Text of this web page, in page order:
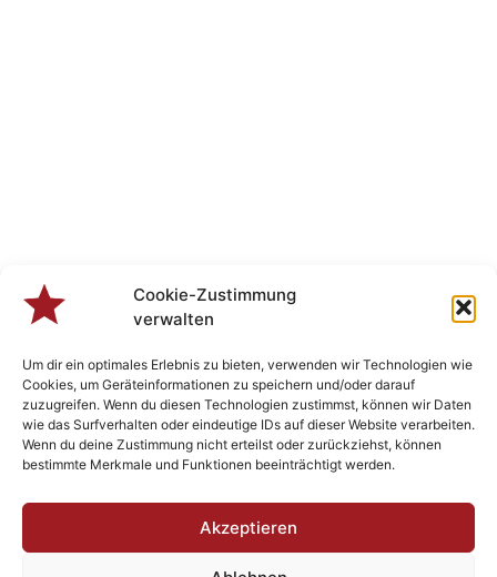
Cookie-Zustimmung
verwalten
Um dir ein optimales Erlebnis zu bieten, verwenden wir Technologien wie
Cookies, um Geräteinformationen zu speichern und/oder darauf
zuzugreifen. Wenn du diesen Technologien zustimmst, können wir Daten
wie das Surfverhalten oder eindeutige IDs auf dieser Website verarbeiten.
Wenn du deine Zustimmung nicht erteilst oder zurückziehst, können
bestimmte Merkmale und Funktionen beeinträchtigt werden.
Akzeptieren
Veranstaltungen